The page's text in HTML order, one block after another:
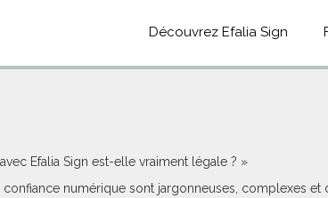
Découvrez Efalia Sign
Efalia Sign est-elle vraiment légale ? »
numérique sont jargonneuses, complexes